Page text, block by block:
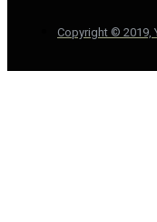
Copyright © 2019,